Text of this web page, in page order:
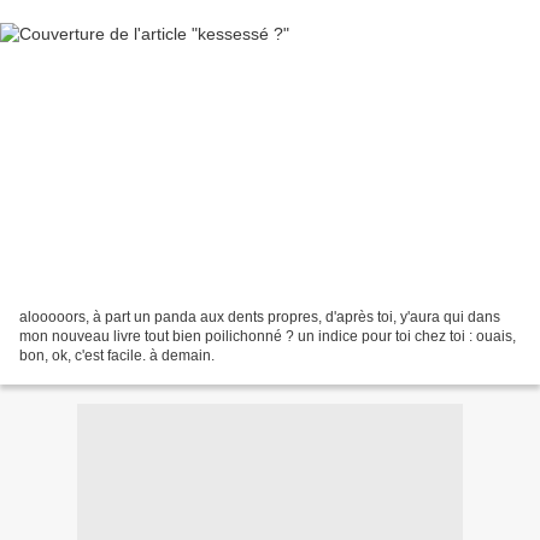
alooooors, à part un panda aux dents propres, d'après toi, y'aura qui dans
mon nouveau livre tout bien poilichonné ? un indice pour toi chez toi : ouais,
bon, ok, c'est facile. à demain.